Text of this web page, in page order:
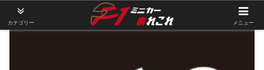
カテゴリー メニュー